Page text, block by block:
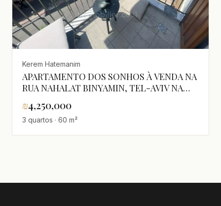
Kerem Hatemanim
APARTAMENTO DOS SONHOS À VENDA NA
RUA NAHALAT BINYAMIN, TEL-AVIV NA
₪4,250,000
3 quartos · 60 m²